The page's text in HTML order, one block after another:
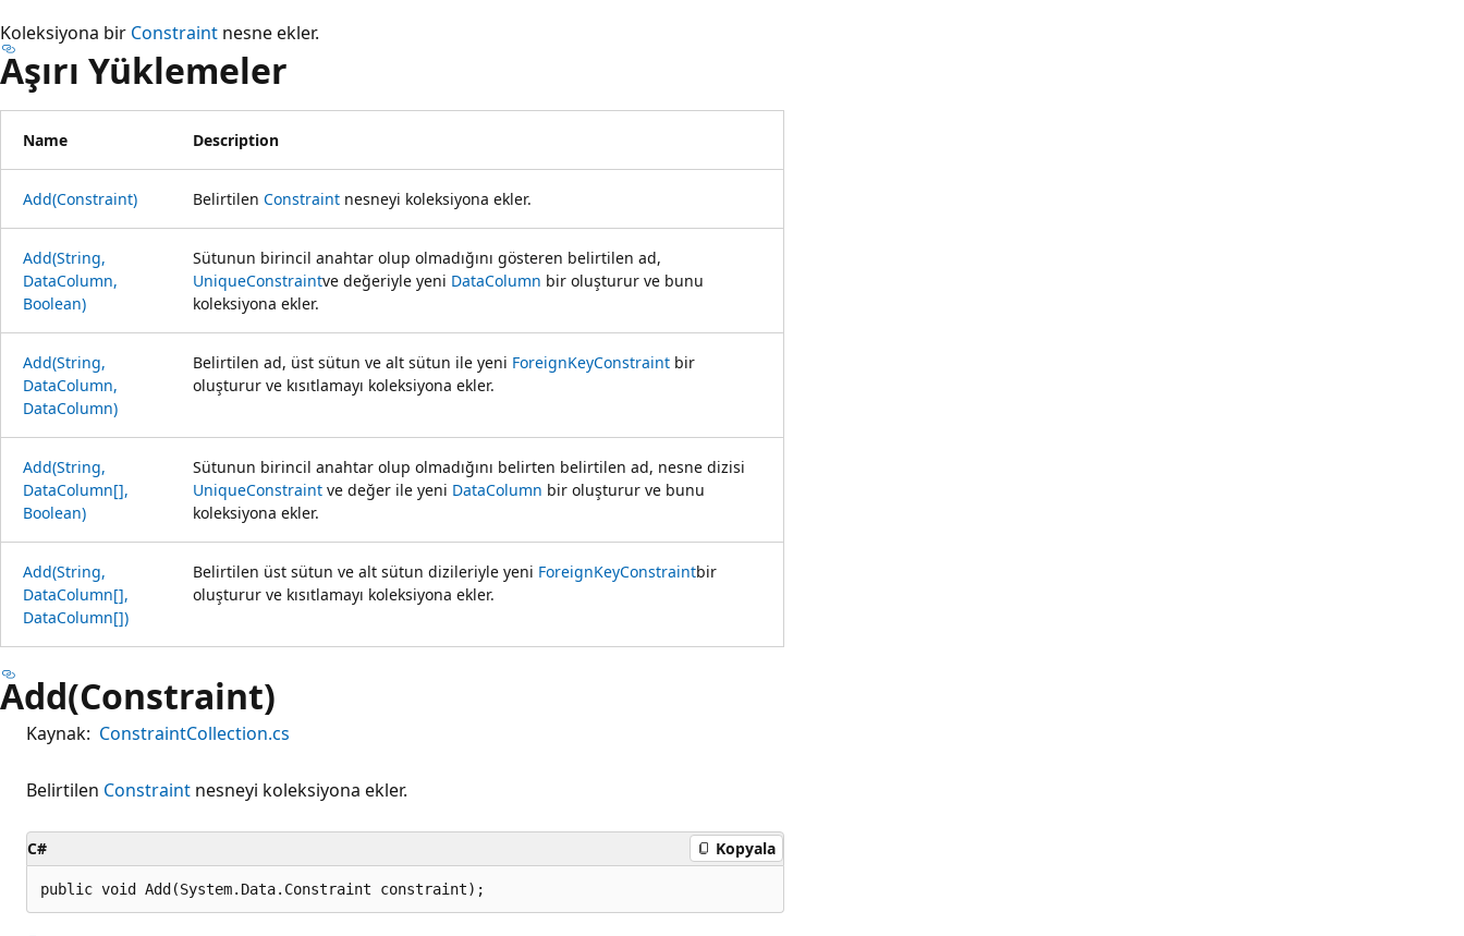
Koleksiyona bir Constraint nesne ekler.
Aşırı Yüklemeler
Name Description
Add(Constraint) Belirtilen Constraint nesneyi koleksiyona ekler.
Add(String,
DataColumn,
Boolean)
Sütunun birincil anahtar olup olmadığını gösteren belirtilen ad,
UniqueConstraintve değeriyle yeni DataColumn bir oluşturur ve bunu
koleksiyona ekler.
Add(String,
DataColumn,
DataColumn)
Belirtilen ad, üst sütun ve alt sütun ile yeni ForeignKeyConstraint bir
oluşturur ve kısıtlamayı koleksiyona ekler.
Add(String,
DataColumn[],
Boolean)
Sütunun birincil anahtar olup olmadığını belirten belirtilen ad, nesne dizisi
UniqueConstraint ve değer ile yeni DataColumn bir oluşturur ve bunu
koleksiyona ekler.
Add(String,
DataColumn[],
DataColumn[])
Belirtilen üst sütun ve alt sütun dizileriyle yeni ForeignKeyConstraintbir
oluşturur ve kısıtlamayı koleksiyona ekler.
Add(Constraint)
Kaynak: ConstraintCollection.cs
Belirtilen Constraint nesneyi koleksiyona ekler.
C# Kopyala
public void Add(System.Data.Constraint constraint);